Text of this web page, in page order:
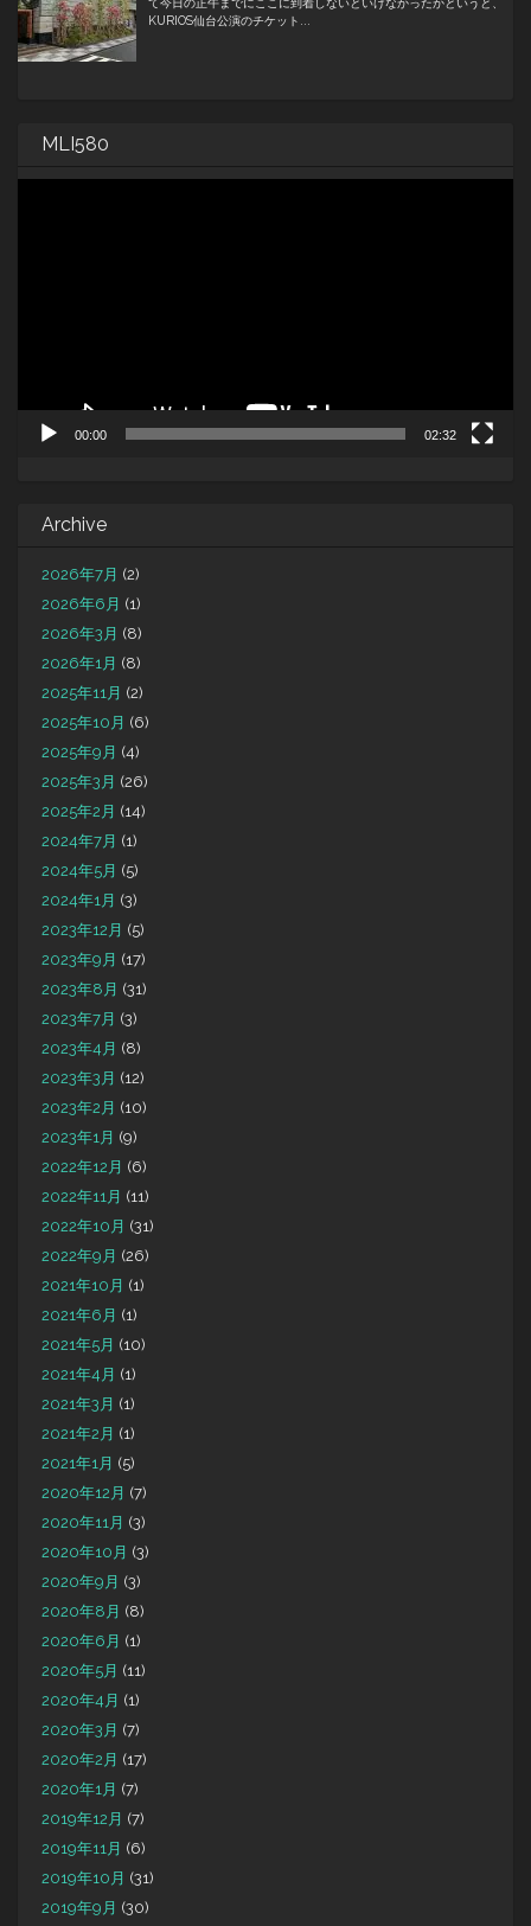
MLI580
00:00 02:32
Archive
2026年7月 (2)
2026年6月 (1)
2026年3月 (8)
2026年1月 (8)
2025年11月 (2)
2025年10月 (6)
2025年9月 (4)
2025年3月 (26)
2025年2月 (14)
2024年7月 (1)
2024年5月 (5)
2024年1月 (3)
2023年12月 (5)
2023年9月 (17)
2023年8月 (31)
2023年7月 (3)
2023年4月 (8)
2023年3月 (12)
2023年2月 (10)
2023年1月 (9)
2022年12月 (6)
2022年11月 (11)
2022年10月 (31)
2022年9月 (26)
2021年10月 (1)
2021年6月 (1)
2021年5月 (10)
2021年4月 (1)
2021年3月 (1)
2021年2月 (1)
2021年1月 (5)
2020年12月 (7)
2020年11月 (3)
2020年10月 (3)
2020年9月 (3)
2020年8月 (8)
2020年6月 (1)
2020年5月 (11)
2020年4月 (1)
2020年3月 (7)
2020年2月 (17)
2020年1月 (7)
2019年12月 (7)
2019年11月 (6)
2019年10月 (31)
2019年9月 (30)